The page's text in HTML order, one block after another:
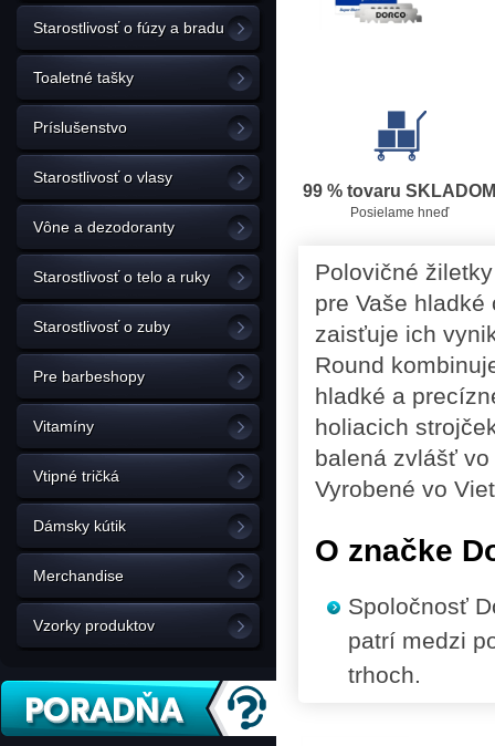
Starostlivosť o fúzy a bradu
Toaletné tašky
Príslušenstvo
Starostlivosť o vlasy
Vône a dezodoranty
Starostlivosť o telo a ruky
Starostlivosť o zuby
Pre barbeshopy
Vitamíny
Vtipné tričká
Dámsky kútik
Merchandise
Vzorky produktov
99 % tovaru SKLADOM
Posielame hneď
Polovičné
pre Vaše
zaisťuje ich
Round
hladké a
holiacich
balená zvlášť
Vyrobené vo
O značke
Spoločnosť
patrí medzi
trhoch.